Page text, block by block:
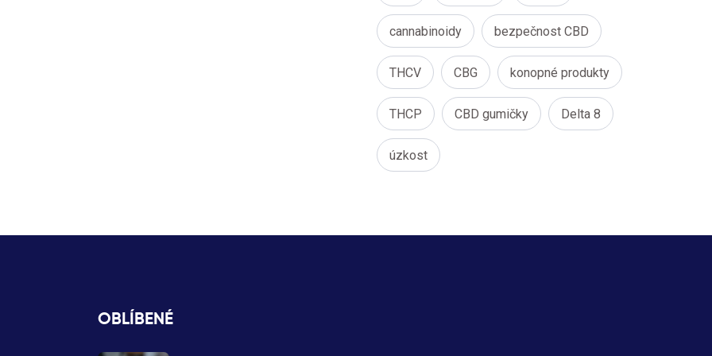
cannabinoidy bezpečnost CBD
THCV CBG konopné produkty
THCP CBD gumičky Delta 8
úzkost
OBLÍBENÉ